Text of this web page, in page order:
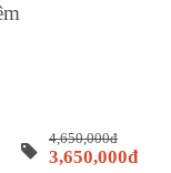
4,650,000đ
3,650,000đ